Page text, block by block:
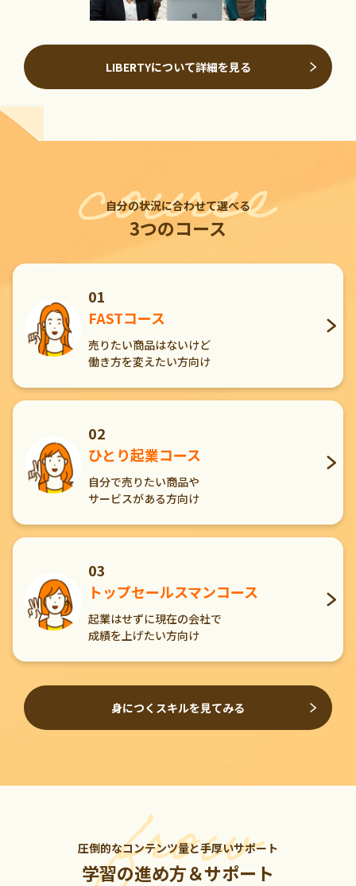
LIBERTYについて詳細を見る
自分の状況に合わせて選べる
3つのコース
01
FASTコース
売りたい商品はないけど
働き方を変えたい方向け
02
ひとり起業コース
自分で売りたい商品や
サービスがある方向け
03
トップセールスマンコース
起業はせずに現在の会社で
成績を上げたい方向け
身につくスキルを見てみる
圧倒的なコンテンツ量と手厚いサポート
学習の進め方＆サポート